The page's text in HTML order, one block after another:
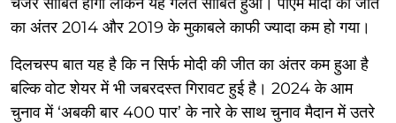
का अंतर 2014 और 2019 के मुकाबले काफी ज्यादा कम हो गया।
दिलचस्प बात यह है कि न सिर्फ मोदी की जीत का अंतर कम हुआ है
बल्कि वोट शेयर में भी जबरदस्त गिरावट हुई है। 2024 के आम
चुनाव में ‘अबकी बार 400 पार’ के नारे के साथ चुनाव मैदान में उतरे